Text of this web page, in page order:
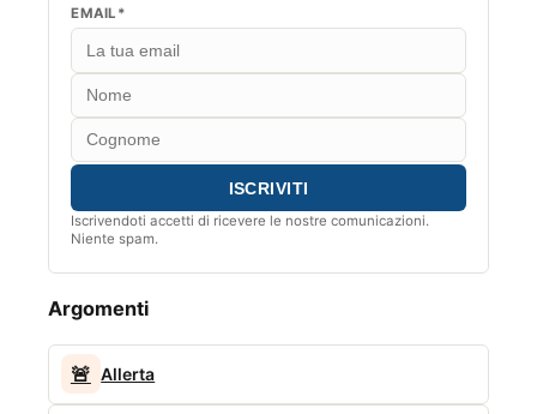
EMAIL*
Iscrivendoti accetti di ricevere le nostre comunicazioni.
Niente spam.
Argomenti
🚨 Allerta